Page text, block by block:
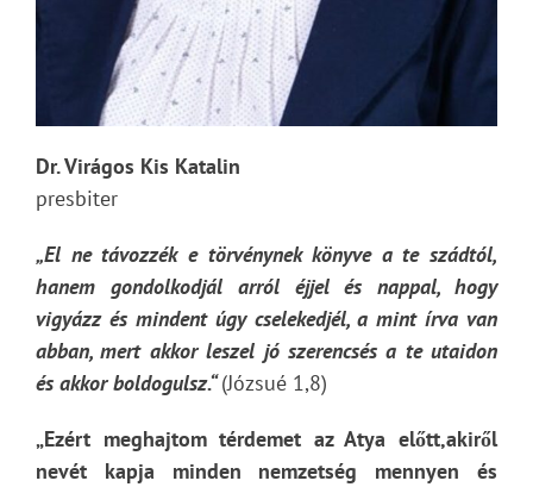
Dr. Virágos Kis Katalin
presbiter
„El ne távozzék e törvénynek könyve a te szádtól,
hanem gondolkodjál arról éjjel és nappal, hogy
vigyázz és mindent úgy cselekedjél, a mint írva van
abban, mert akkor leszel jó szerencsés a te utaidon
és akkor boldogulsz.“(Józsué 1,8)
„Ezért meghajtom térdemet az Atya előtt,akiről
nevét kapja minden nemzetség mennyen és